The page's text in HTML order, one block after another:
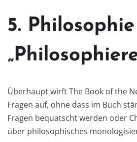
5.
Überhaupt wirft The Book of the
Fragen auf, ohne dass im Buch
Fragen bequatscht werden oder
über philosophisches